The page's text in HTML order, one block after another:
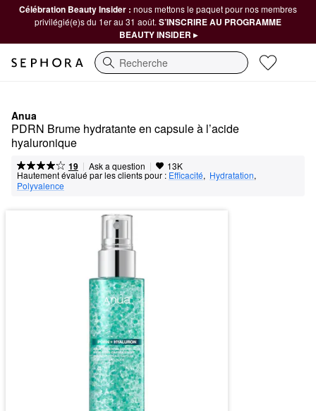
Célébration Beauty Insider : nous mettons le paquet pour nos membres
privilégié(e)s du 1er au 31 août. S’INSCRIRE AU PROGRAMME
BEAUTY INSIDER ▸
Recherche
Anua
PDRN Brume hydratante en capsule à l’acide
hyaluronique
19 | Ask a question | 13K
Hautement évalué par les clients pour : Efficacité, Hydratation,
Polyvalence